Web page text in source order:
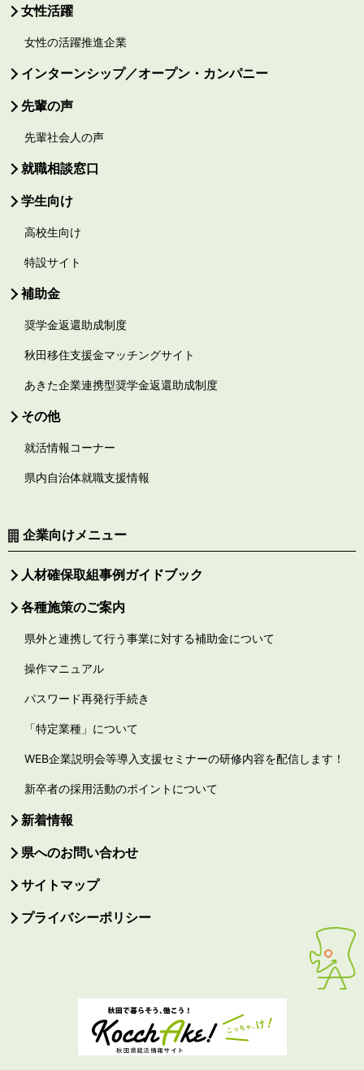
女性活躍
女性の活躍推進企業
インターンシップ／オープン・カンパニー
先輩の声
先輩社会人の声
就職相談窓口
学生向け
高校生向け
特設サイト
補助金
奨学金返還助成制度
秋田移住支援金マッチングサイト
あきた企業連携型奨学金返還助成制度
その他
就活情報コーナー
県内自治体就職支援情報
企業向けメニュー
人材確保取組事例ガイドブック
各種施策のご案内
県外と連携して行う事業に対する補助金について
操作マニュアル
パスワード再発行手続き
「特定業種」について
WEB企業説明会等導入支援セミナーの研修内容を配信します！
新卒者の採用活動のポイントについて
新着情報
県へのお問い合わせ
サイトマップ
プライバシーポリシー